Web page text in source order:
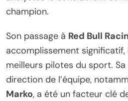
champion.
Son passage à Red Bull
accomplissement
meilleurs pilotes du sport.
direction de l’équipe,
Marko, a été un facteur clé